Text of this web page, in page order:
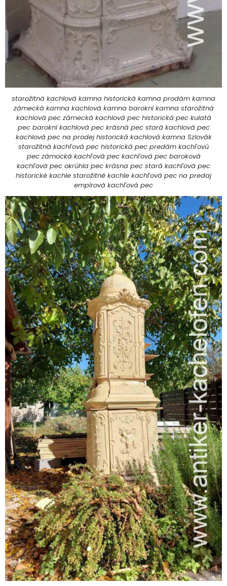
starožitná kachlová kamna historická kamna prodám kamna
zámecká kamna kachlová kamna barokní kamna starožitná
kachlová pec zámecká kachlová pec historická pec kulatá
pec barokní kachlová pec krásná pec stará kachlová pec
kachlová pec na prodej historická kachlová kamna Szlovák
starožitná kachľová pec historická pec predám kachľovú
pec zámocká kachľová pec kachľová pec baroková
kachľová pec okrúhla pec krásna pec stará kachľová pec
historické kachle starožitné kachle kachľová pec na predaj
empírová kachľová pec